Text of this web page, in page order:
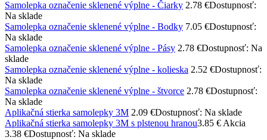
Samolepka označenie sklenené výplne - Čiarky 2.78 €Dostupnosť:
Na sklade
Samolepka označenie sklenené výplne - Bodky 7.05 €Dostupnosť:
Na sklade
Samolepka označenie sklenené výplne - Pásy 2.78 €Dostupnosť: Na
sklade
Samolepka označenie sklenené výplne - kolieska 2.52 €Dostupnosť:
Na sklade
Samolepka označenie sklenené výplne - štvorce 2.78 €Dostupnosť:
Na sklade
Aplikačná stierka samolepky 3M 2.09 €Dostupnosť: Na sklade
Aplikačná stierka samolepky 3M s plstenou hranou3.85 € Akcia
3.38 €Dostupnosť: Na sklade